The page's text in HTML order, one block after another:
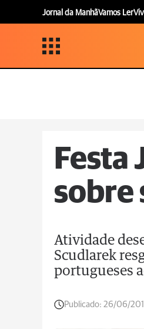
Jornal da ManhãVamos Ler
sobre
Atividade
Scudlarek
portugueses
Publicado: 26/06/